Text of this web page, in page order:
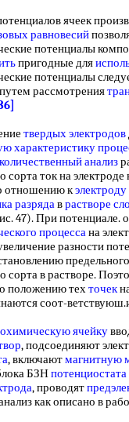
ячеек
равновесий
потенциалы
пригодные для
потенциалы
рассмотрения
твердых электродов
характеристику
количественный анализ
сорта ток на
отношению к
разрядаврастворе
47). При потенциале.
процессана
разности
предельного
сорта в растворе.
положению техточек
соот-
ячейку
, подсоединяют
, включаютмагнитную
БЗНпотенциостата
, проводят
как описано в